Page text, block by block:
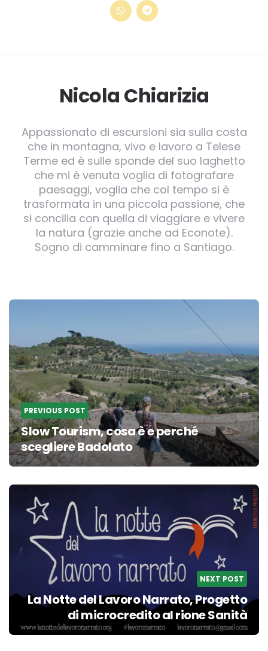
Nicola Chiarizia
Appassionato di escursioni sia sulla costa
che in montagna, vivo e lavoro a Telese
Terme ed è sulle sponde del suo laghetto
che mi è venuta voglia di fotografare
paesaggi, voglia che col tempo si è
trasformata in una piccola passione, che
si concilia con quella di viaggiare e vivere
la natura (grazie anche ad Econote).
Sogno di camminare fino a Santiago.
Post
navigation
PREVIOUS POST
Slow Tourism, cosa è e perché
scegliere Badolato
NEXT POST
La Notte del Lavoro Narrato, Progetto
di microcredito al rione Sanità